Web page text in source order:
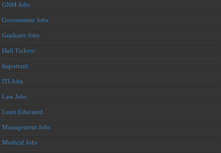
GNM Jobs
Government Jobs
Graduate Jobs
Hall Tickets
Important
ITI Jobs
Law Jobs
Least Educated
Management Jobs
Medical Jobs